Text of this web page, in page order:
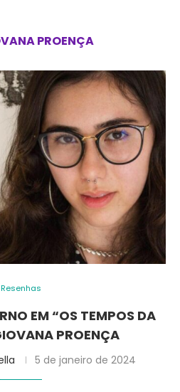
PROENÇA
Resenhas
EM “OS TEMPOS DA
PROENÇA
5 de janeiro de 2024